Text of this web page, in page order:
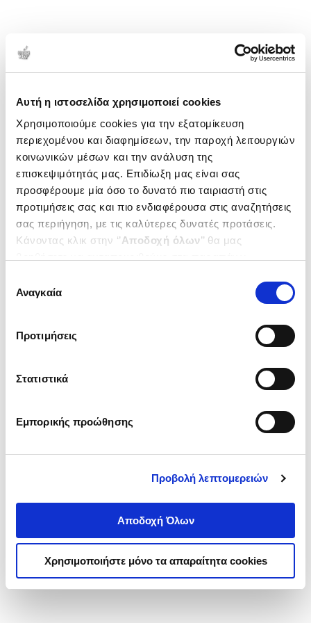
Αυτή η ιστοσελίδα χρησιμοποιεί cookies
Χρησιμοποιούμε cookies για την εξατομίκευση
περιεχομένου και διαφημίσεων, την παροχή λειτουργιών
κοινωνικών μέσων και την ανάλυση της
επισκεψιμότητάς μας. Επιδίωξη μας είναι σας
προσφέρουμε μία όσο το δυνατό πιο ταιριαστή στις
προτιμήσεις σας και πιο ενδιαφέρουσα στις αναζητήσεις
σας περιήγηση, με τις καλύτερες δυνατές προτάσεις.
Κάνοντας κλικ στην ‘’Αποδοχή όλων’’ θα μας
ενδιαφέρουν και να επιλέξετε από τα παρακάτω με την
΄΄και να ενημερωθείτε σχετικά με
συγκατάθεσης
Αναγκαία
Προτιμήσεις
Στατιστικά
Εμπορικής προώθησης
Προβολή λεπτομερειών
Αποδοχή Όλων
Χρησιμοποιήστε μόνο τα απαραίτητα cookies